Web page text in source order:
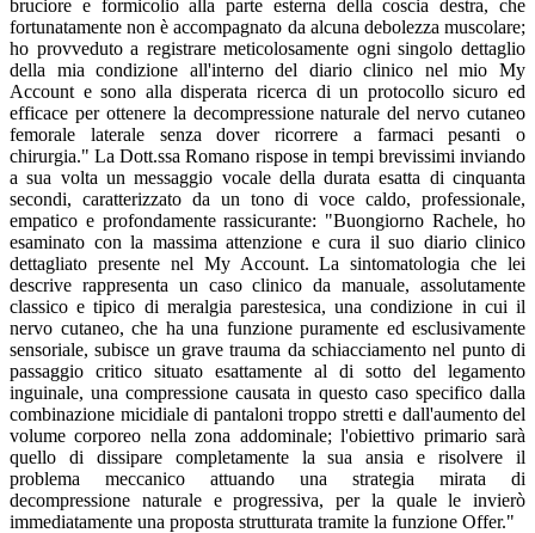
bruciore e formicolio alla parte esterna della coscia destra, che
fortunatamente non è accompagnato da alcuna debolezza muscolare;
ho provveduto a registrare meticolosamente ogni singolo dettaglio
della mia condizione all'interno del diario clinico nel mio My
Account e sono alla disperata ricerca di un protocollo sicuro ed
efficace per ottenere la decompressione naturale del nervo cutaneo
femorale laterale senza dover ricorrere a farmaci pesanti o
chirurgia." La Dott.ssa Romano rispose in tempi brevissimi inviando
a sua volta un messaggio vocale della durata esatta di cinquanta
secondi, caratterizzato da un tono di voce caldo, professionale,
empatico e profondamente rassicurante: "Buongiorno Rachele, ho
esaminato con la massima attenzione e cura il suo diario clinico
dettagliato presente nel My Account. La sintomatologia che lei
descrive rappresenta un caso clinico da manuale, assolutamente
classico e tipico di meralgia parestesica, una condizione in cui il
nervo cutaneo, che ha una funzione puramente ed esclusivamente
sensoriale, subisce un grave trauma da schiacciamento nel punto di
passaggio critico situato esattamente al di sotto del legamento
inguinale, una compressione causata in questo caso specifico dalla
combinazione micidiale di pantaloni troppo stretti e dall'aumento del
volume corporeo nella zona addominale; l'obiettivo primario sarà
quello di dissipare completamente la sua ansia e risolvere il
problema meccanico attuando una strategia mirata di
decompressione naturale e progressiva, per la quale le invierò
immediatamente una proposta strutturata tramite la funzione Offer."